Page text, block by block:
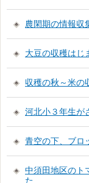
農閑期の情報収
大豆の収穫はじ
収穫の秋～米の
河北小３年生が
青空の下、ブロ
中須田地区のト
た